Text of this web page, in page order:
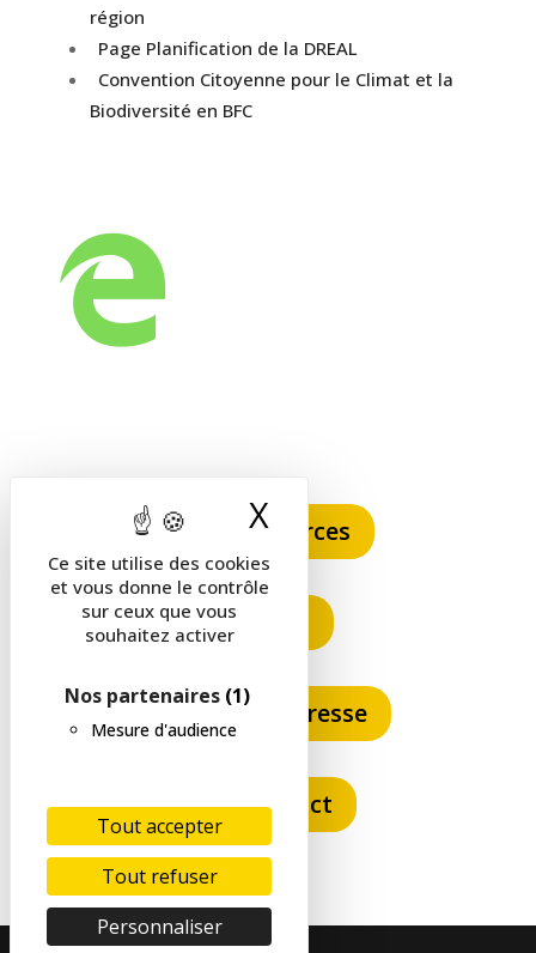
Ce site utilise des cookies
et vous donne le contrôle
sur ceux que vous
souhaitez activer
Nos partenaires (1)
Mesure d'audience
Tout accepter
Tout refuser
Personnaliser
X Masquer le
région
Page Planification de la DREAL
Convention Citoyenne pour le Climat et la
Biodiversité en BFC

Ressources
Espace presse
Contact